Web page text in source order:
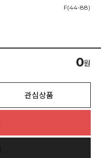
F(44-88)
0원
관심상품